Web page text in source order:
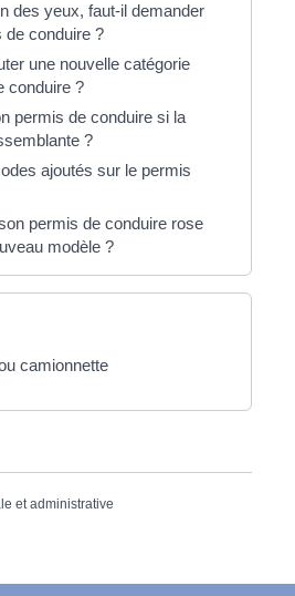
des yeux, faut-il demander
de conduire ?
une nouvelle catégorie
conduire ?
permis de conduire si la
?
ajoutés sur le permis
permis de conduire rose
modèle ?
camionnette
et administrative